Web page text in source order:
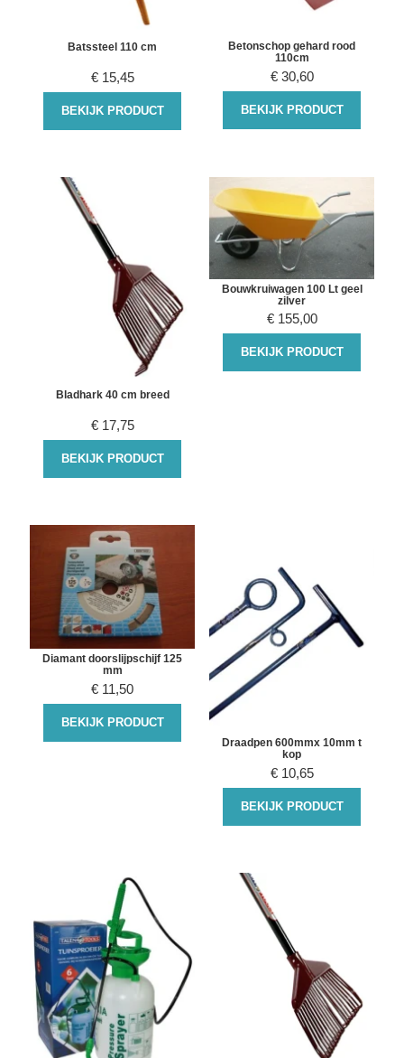
Batssteel 110 cm
€ 15,45
BEKIJK PRODUCT
Betonschop gehard rood
110cm
€ 30,60
BEKIJK PRODUCT
Bladhark 40 cm breed
€ 17,75
BEKIJK PRODUCT
Bouwkruiwagen 100 Lt geel
zilver
€ 155,00
BEKIJK PRODUCT
Diamant doorslijpschijf 125
mm
€ 11,50
BEKIJK PRODUCT
Draadpen 600mmx 10mm t
kop
€ 10,65
BEKIJK PRODUCT